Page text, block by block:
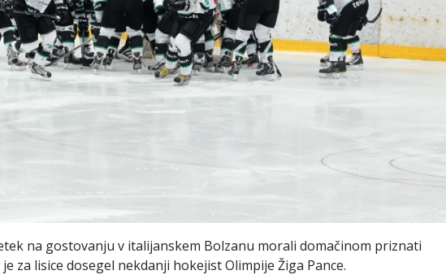
na gostovanju v italijanskem Bolzanu morali domačinom priznati
za lisice dosegel nekdanji hokejist Olimpije Žiga Pance.